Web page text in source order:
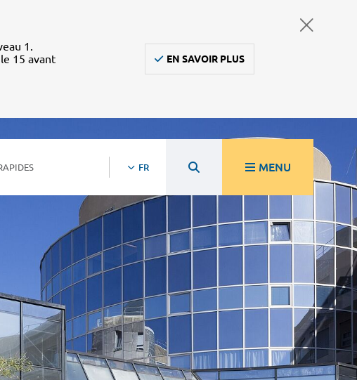
1.
15 avant
EN SAVOIR PLUS
FR MENU